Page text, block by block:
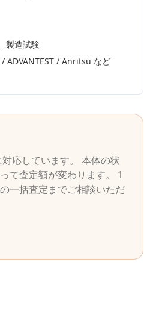
製造試験
ADVANTEST / Anritsu など
応しています。 本体の状
て査定額が変わります。 1
一括査定までご相談いただ